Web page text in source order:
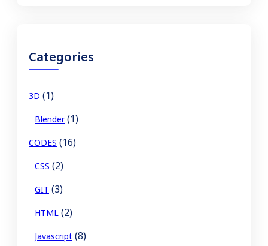
h
Categories
3D (1)
Blender(1)
CODES (16)
CSS (2)
GIT (3)
HTML (2)
Javascript (8)